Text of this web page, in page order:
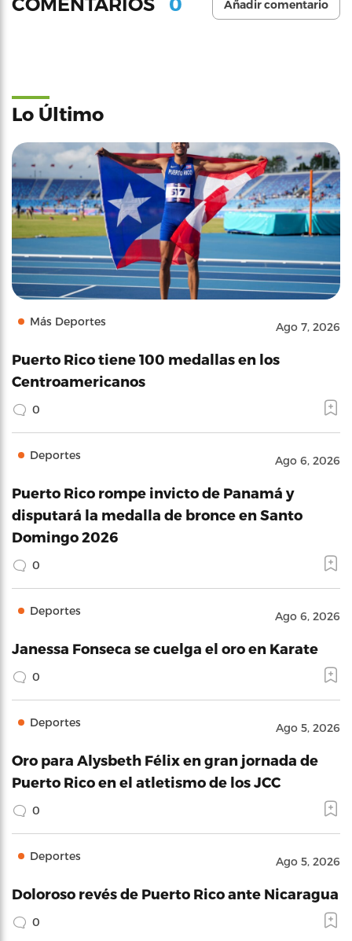
Añadir comentario
Lo Último
Más Deportes Ago 7, 2026
Puerto Rico tiene 100 medallas en los
Centroamericanos
0
Deportes Ago 6, 2026
Puerto Rico rompe invicto de Panamá y
disputará la medalla de bronce en Santo
Domingo 2026
0
Deportes Ago 6, 2026
Janessa Fonseca se cuelga el oro en Karate
0
Deportes Ago 5, 2026
Oro para Alysbeth Félix en gran jornada de
Puerto Rico en el atletismo de los JCC
0
Deportes Ago 5, 2026
Doloroso revés de Puerto Rico ante Nicaragua
0